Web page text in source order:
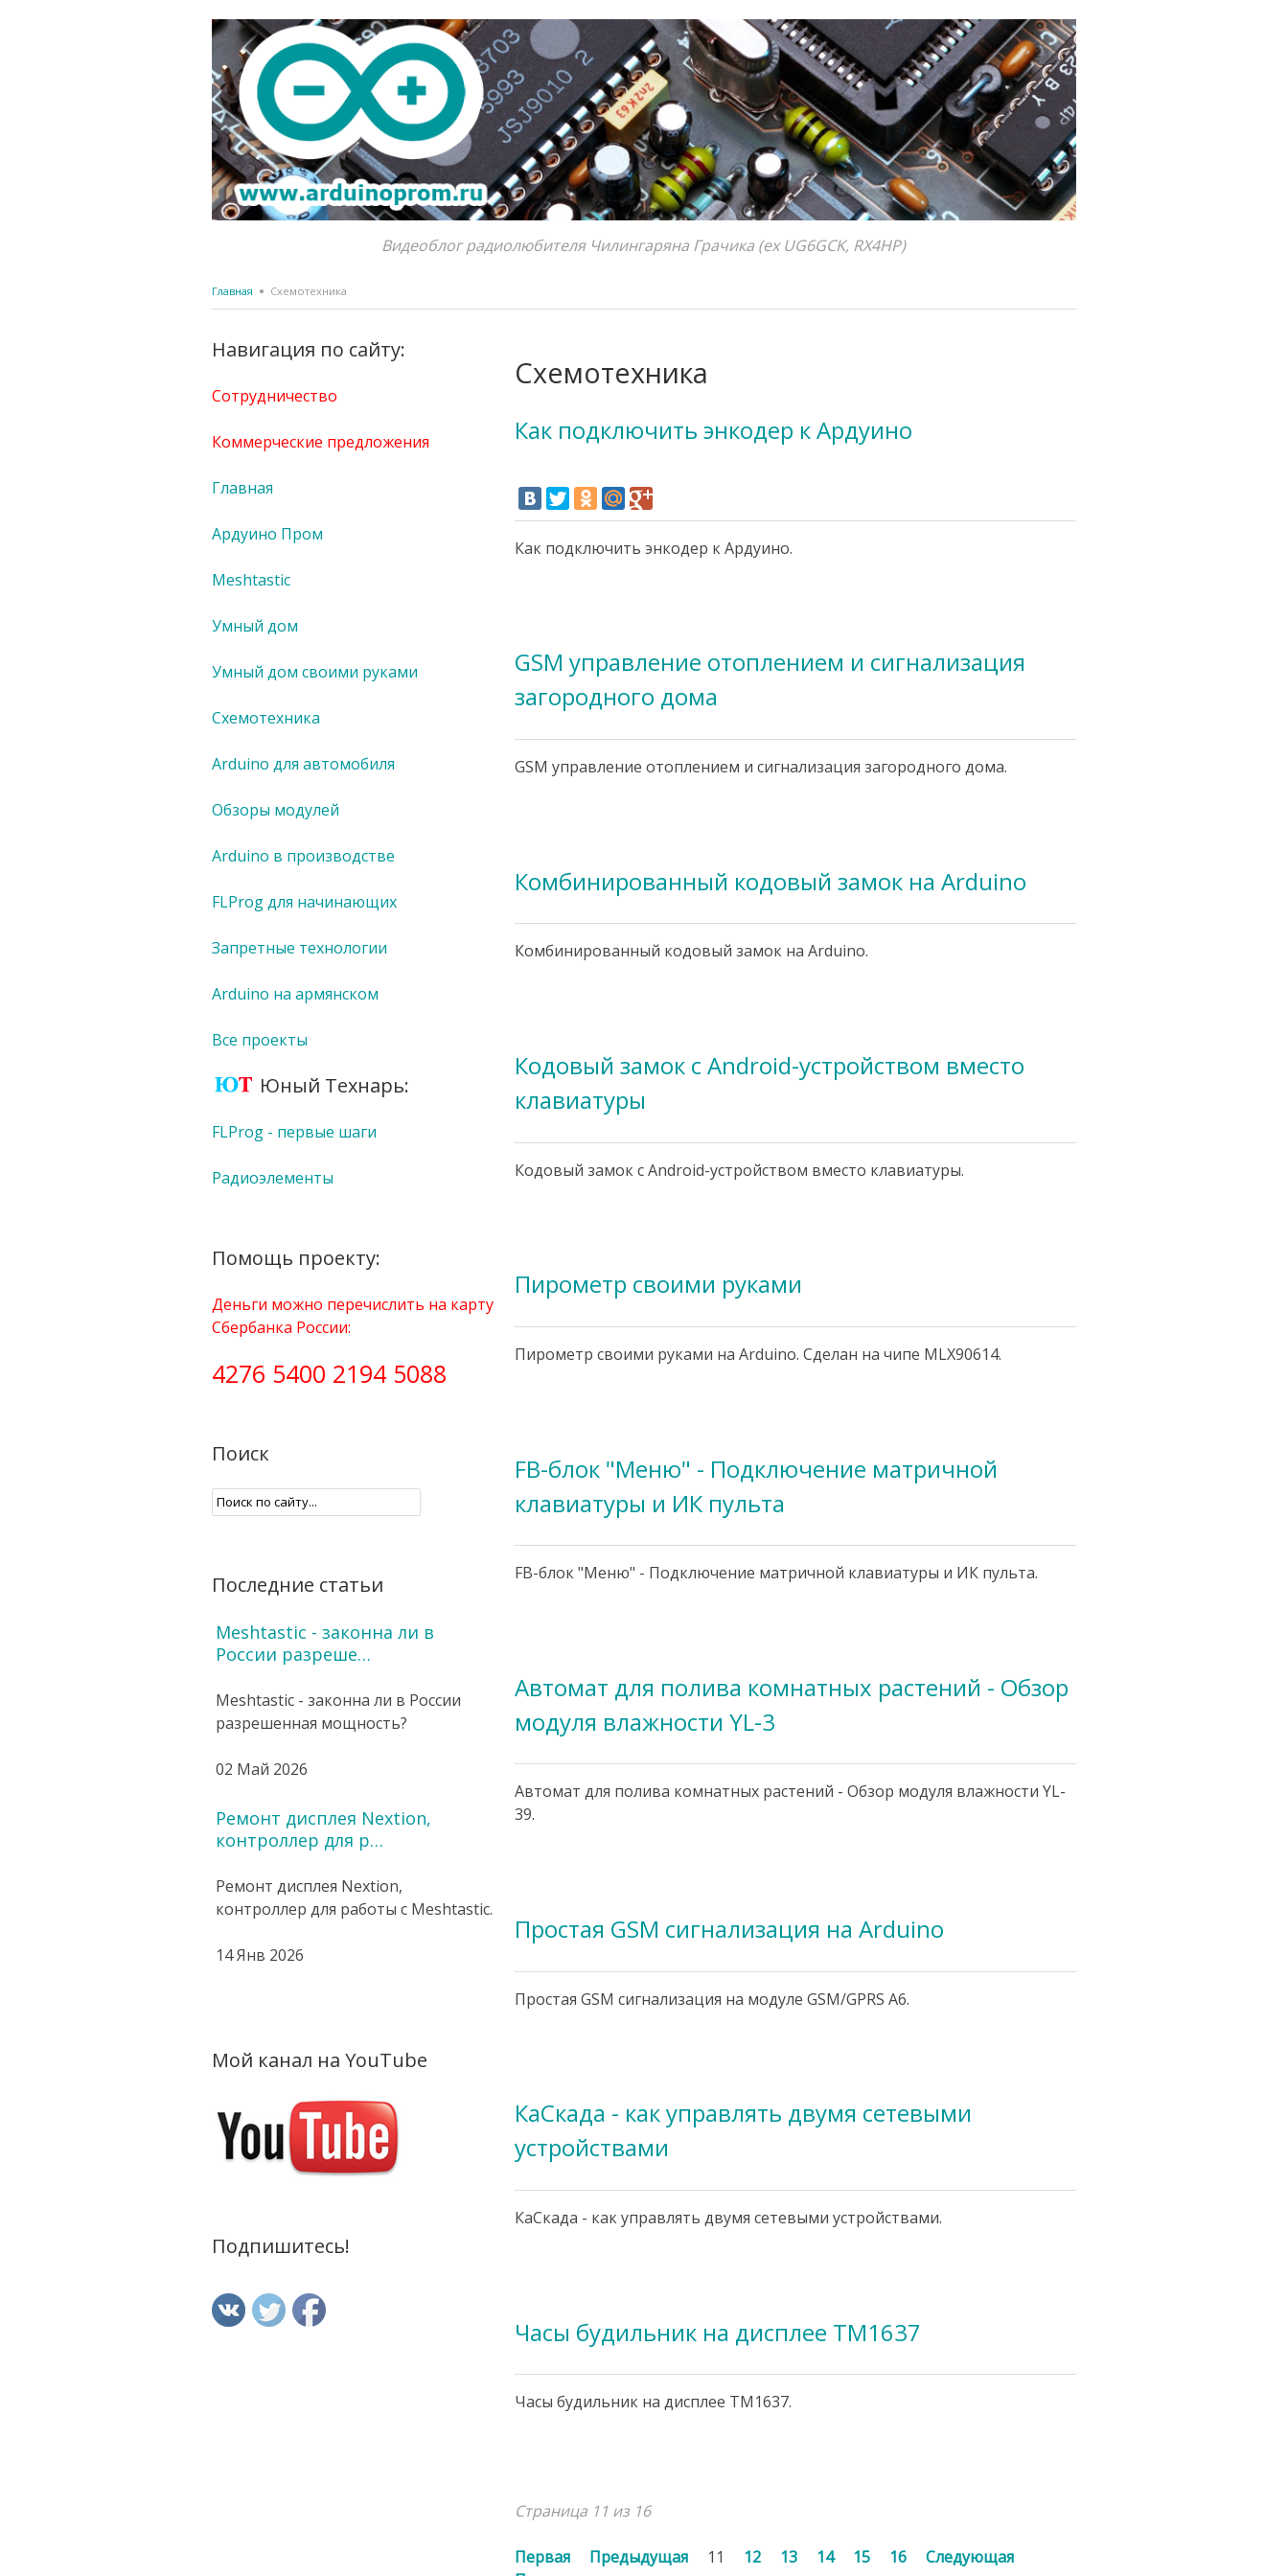
Видеоблог радиолюбителя Чилингаряна Грачика (ex UG6GCK, RX4HP)
Главная Схемотехника
Схемотехника
Как подключить энкодер к Aрдуино
Как подключить энкодер к Aрдуино.
GSM управление отоплением и сигнализация
загородного дома
GSM управление отоплением и сигнализация загородного дома.
Комбинированный кодовый замок на Arduino
Комбинированный кодовый замок на Arduino.
Кодовый замок с Android-устройством вместо
клавиатуры
Кодовый замок с Android-устройством вместо клавиатуры.
Пирометр своими руками
Пирометр своими руками на Arduino. Сделан на чипе MLX90614.
FB-блок "Меню" - Подключение матричной
клавиатуры и ИК пульта
FB-блок "Меню" - Подключение матричной клавиатуры и ИК пульта.
Автомат для полива комнатных растений - Обзор
модуля влажности YL-3
Автомат для полива комнатных растений - Обзор модуля влажности YL-
39.
Простая GSM сигнализация на Arduino
Простая GSM сигнализация на модуле GSM/GPRS A6.
КаСкада - как управлять двумя сетевыми
устройствами
КаСкада - как управлять двумя сетевыми устройствами.
Часы будильник на дисплее TM1637
Часы будильник на дисплее TM1637.
Страница 11 из 16
Первая Предыдущая 11 12 13 14 15 16
Следующая
Навигация по сайту:
Сотрудничество
Коммерческие предложения
Главная
Ардуино Пром
Meshtastic
Умный дом
Умный дом своими руками
Схемотехника
Arduino для автомобиля
Обзоры модулей
Arduino в производстве
FLProg для начинающих
Запретные технологии
Arduino на армянском
Все проекты
Юный Технарь:
FLProg - первые шаги
Радиоэлементы
Помощь проекту:
Деньги можно перечислить на карту
Сбербанка России:
4276 5400 2194 5088
Поиск
Последние статьи
Meshtastic - законна ли в
России разреше…
Meshtastic - законна ли в России
разрешенная мощность?
02 Май 2026
Ремонт дисплея Nextion,
контроллер для р…
Ремонт дисплея Nextion,
контроллер для работы с Meshtastic.
14 Янв 2026
Мой канал на YouTube
Подпишитесь!